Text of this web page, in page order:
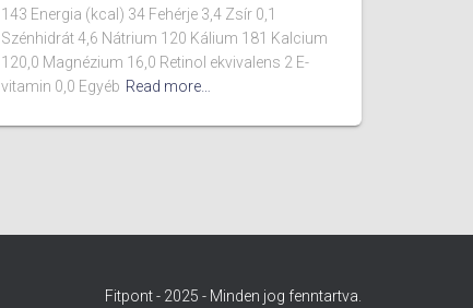
143 Energia (kcal) 34 Fehérje 3,4 Zsír 0,1
Szénhidrát 4,6 Nátrium 120 Kálium 181 Kalcium
120,0 Magnézium 16,0 Retinol ekvivalens 2 E-
vitamin 0,0 Egyéb Read more…
Fitpont - 2025 - Minden jog fenntartva.